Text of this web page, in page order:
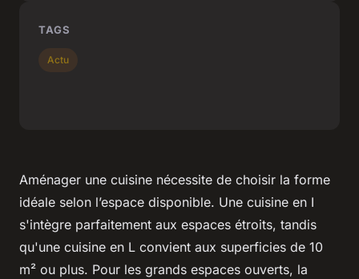
Aménager une cuisine nécessite de choisir la forme
idéale selon l’espace disponible. Une cuisine en I
s'intègre parfaitement aux espaces étroits, tandis
qu'une cuisine en L convient aux superficies de 10
m² ou plus. Pour les grands espaces ouverts, la
TAGS
Actu